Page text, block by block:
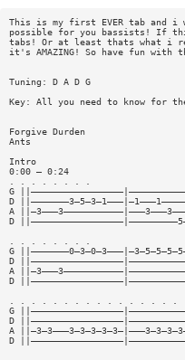
This is my first EVER tab and
possible for you bassists! If
tabs! Or at least thats what i
it's AMAZING! So have fun
Tuning: D A D G
Key: All you need to know for
Forgive Durden
Ants
Intro
0:00 – 0:24
G
D
A
D
G
D
A
D
G
D
A
D